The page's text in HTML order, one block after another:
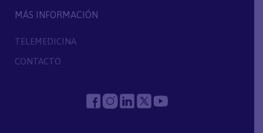
MÁS INFORMACIÓN
TELEMEDICINA
CONTACTO